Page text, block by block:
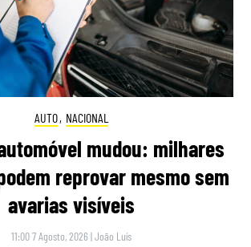
AUTO, NACIONAL
mudou: milhares
reprovar mesmo sem
avarias visíveis
11:00 7 Agosto, 2026 |João Luís